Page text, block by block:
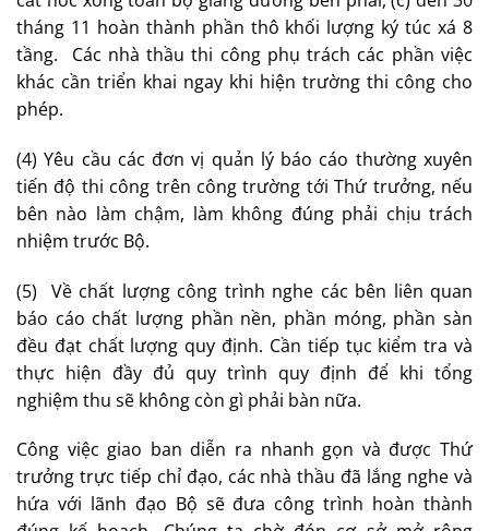
tháng 11 hoàn thành phần thô khối lượng ký túc xá 8
tầng. Các nhà thầu thi công phụ trách các phần việc
khác cần triển khai ngay khi hiện trường thi công cho
phép.
(4) Yêu cầu các đơn vị quản lý báo cáo thường xuyên
tiến độ thi công trên công trường tới Thứ trưởng, nếu
bên nào làm chậm, làm không đúng phải chịu trách
nhiệm trước Bộ.
(5) Về chất lượng công trình nghe các bên liên quan
báo cáo chất lượng phần nền, phần móng, phần sàn
đều đạt chất lượng quy định. Cần tiếp tục kiểm tra và
thực hiện đầy đủ quy trình quy định để khi tổng
nghiệm thu sẽ không còn gì phải bàn nữa.
Công việc giao ban diễn ra nhanh gọn và được Thứ
trưởng trực tiếp chỉ đạo, các nhà thầu đã lắng nghe và
hứa với lãnh đạo Bộ sẽ đưa công trình hoàn thành